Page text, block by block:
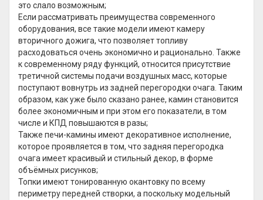
это слало возможным;
Если рассматривать преимущества современного
оборудования, все такие модели имеют камеру
вторичного дожига, что позволяет топливу
расходоваться очень экономично и рационально. Также
к современному ряду функций, относится присутствие
третичной системы подачи воздушных масс, которые
поступают вовнутрь из задней перегородки очага. Таким
образом, как уже было сказано ранее, камин становится
более экономичным и при этом его показатели, в том
числе и КПД повышаются в разы;
Также печи-камины имеют декоративное исполнение,
которое проявляется в том, что задняя перегородка
очага имеет красивый и стильный декор, в форме
объёмных рисунков;
Топки имеют тонированную окантовку по всему
периметру передней створки, а поскольку модельный